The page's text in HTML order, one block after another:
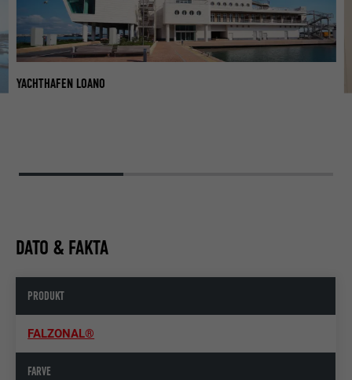
YACHTHAFEN LOANO
DATO & FAKTA
PRODUKT
FALZONAL®
FARVE